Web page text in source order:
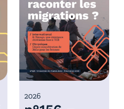
2026